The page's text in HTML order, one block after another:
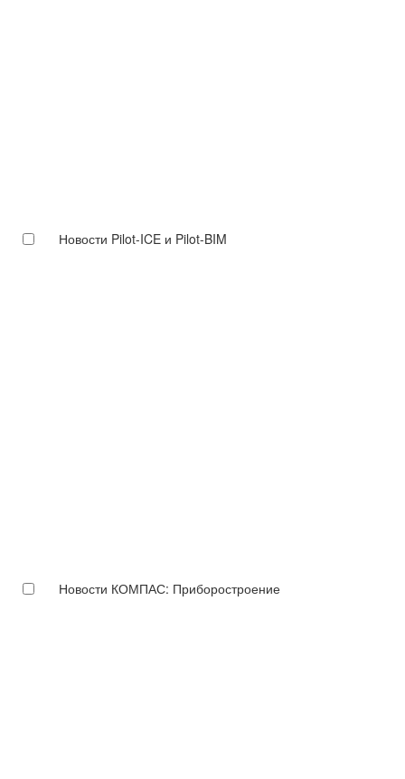
Новости Pilot-ICE и Pilot-BIM
Новости КОМПАС: Приборостроение